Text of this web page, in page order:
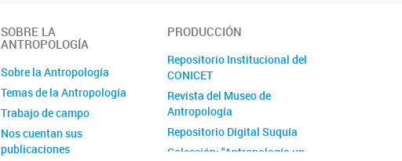
SOBRE LA
ANTROPOLOGÍA
Sobre la Antropología
Temas de la Antropología
Trabajo de campo
Nos cuentan sus
publicaciones
PRODUCCIÓN
Repositorio Institucional del
CONICET
Revista del Museo de
Antropología
Repositorio Digital Suquía
Colección: "Antropología un